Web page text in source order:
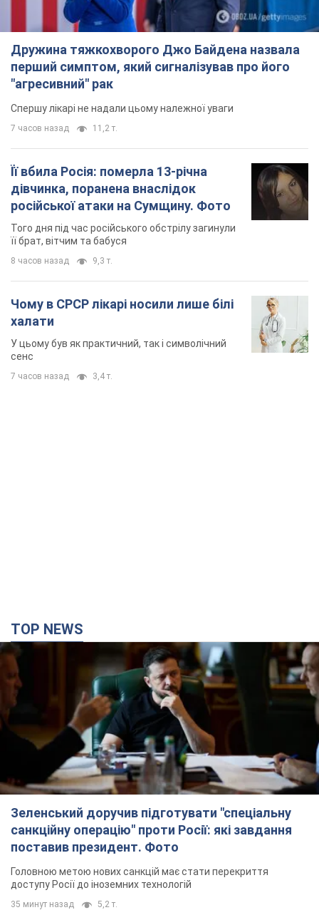
Дружина тяжкохворого Джо Байдена назвала
перший симптом, який сигналізував про його
"агресивний" рак
Спершу лікарі не надали цьому належної уваги
7 часов назад 11,2 т.
Її вбила Росія: померла 13-річна
дівчинка, поранена внаслідок
російської атаки на Сумщину. Фото
Того дня під час російського обстрілу загинули
її брат, вітчим та бабуся
8 часов назад 9,3 т.
Чому в СРСР лікарі носили лише білі
халати
У цьому був як практичний, так і символічний
сенс
7 часов назад 3,4 т.
TOP NEWS
Зеленський доручив підготувати "спеціальну
санкційну операцію" проти Росії: які завдання
поставив президент. Фото
Головною метою нових санкцій має стати перекриття
доступу Росії до іноземних технологій
35 минут назад 5,2 т.